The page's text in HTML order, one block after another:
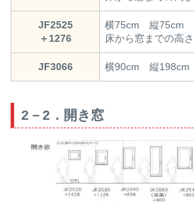
JF2525
＋1276
横75cm 縦75cm
床から窓までの高
JF3066 横90cm 縦198cm
2－2．開き窓